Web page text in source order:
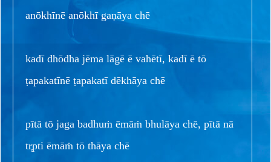
anōkhīnē anōkhī gaṇāya chē
kadī dhōdha jēma lāgē ē vahētī, kadī ē tō
ṭapakatīnē ṭapakatī dēkhāya chē
pītā tō jaga badhuṁ ēmāṁ bhulāya chē, pītā nā
tr̥pti ēmāṁ tō thāya chē